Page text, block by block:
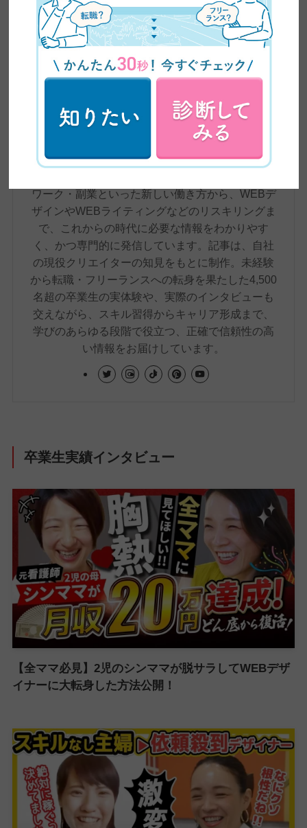
ZEROICHI TIMES by 日本デザイン 編集部
株式会社日本デザインが運営するメディア、
ZEROICHI TIMESは、副業・兼業の解禁や普及、
AIの台頭によるスキル需要の変化など、大きく変
ワーク・副業といった新しい働き方から、WEBデ
ザインやWEBライティングなどのリスキリングま
で、これからの時代に必要な情報をわかりやす
く、かつ専門的に発信しています。記事は、自社
の現役クリエイターの知見をもとに制作。未経験
から転職・フリーランスへの転身を果たした4,500
名超の卒業生の実体験や、実際のインタビューも
交えながら、スキル習得からキャリア形成まで、
学びのあらゆる段階で役立つ、正確で信頼性の高
い情報をお届けしています。
卒業生実績インタビュー
【全ママ必見】2児のシンママが脱サラしてWEBデザ
イナーに大転身した方法公開！